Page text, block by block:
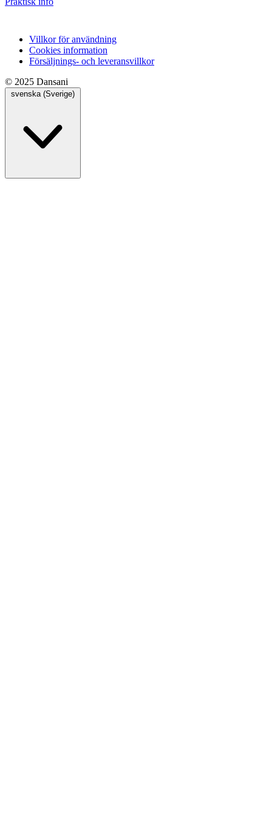
Villkor för användning
Cookies information
Försäljnings- och leveransvillkor
© 2025 Dansani
svenska (Sverige)